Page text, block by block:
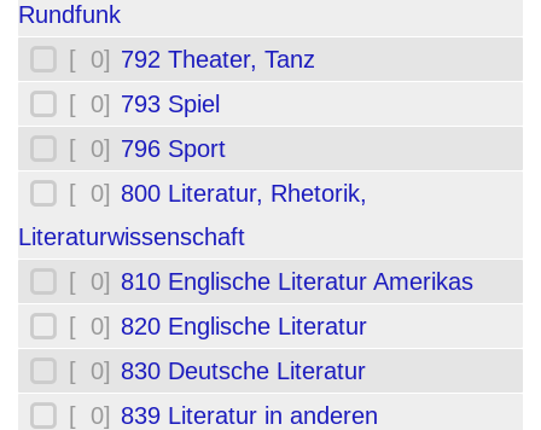
Rundfunk
[ 0] 792 Theater, Tanz
[ 0] 793 Spiel
[ 0] 796 Sport
[ 0] 800 Literatur, Rhetorik,
Literaturwissenschaft
[ 0] 810 Englische Literatur Amerikas
[ 0] 820 Englische Literatur
[ 0] 830 Deutsche Literatur
[ 0] 839 Literatur in anderen